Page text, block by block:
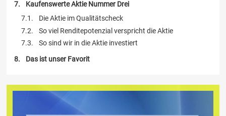
Kaufenswerte Aktie Nummer Drei
Die Aktie im Qualitätscheck
So viel Renditepotenzial verspricht die Aktie
So sind wir in die Aktie investiert
Das ist unser Favorit